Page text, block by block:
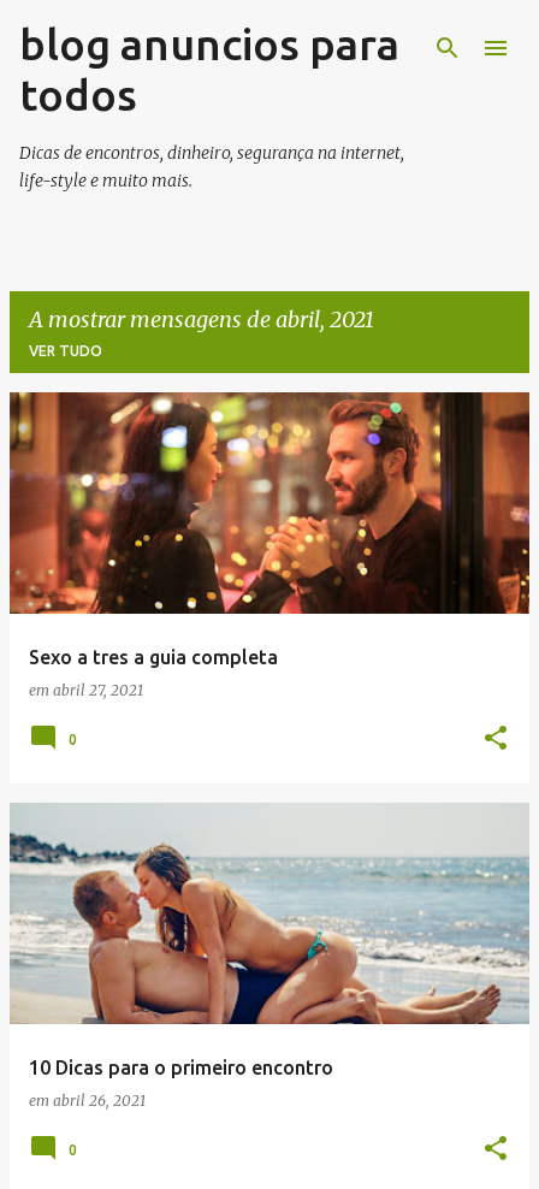
Avançar para o conteúdo principal
blog anuncios para
todos
Dicas de encontros, dinheiro, segurança na internet,
life-style e muito mais.
A mostrar mensagens de abril, 2021
VER TUDO
M
e
s
a
g
Sexo a tres a guia completa
em abril 27, 2021
0
10 Dicas para o primeiro encontro
em abril 26, 2021
0